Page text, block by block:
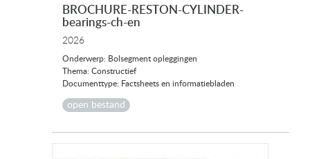
BROCHURE-RESTON-CYLINDER-
bearings-ch-en
2026
Onderwerp: Bolsegment opleggingen
Thema: Constructief
Documenttype: Factsheets en informatiebladen
open bestand